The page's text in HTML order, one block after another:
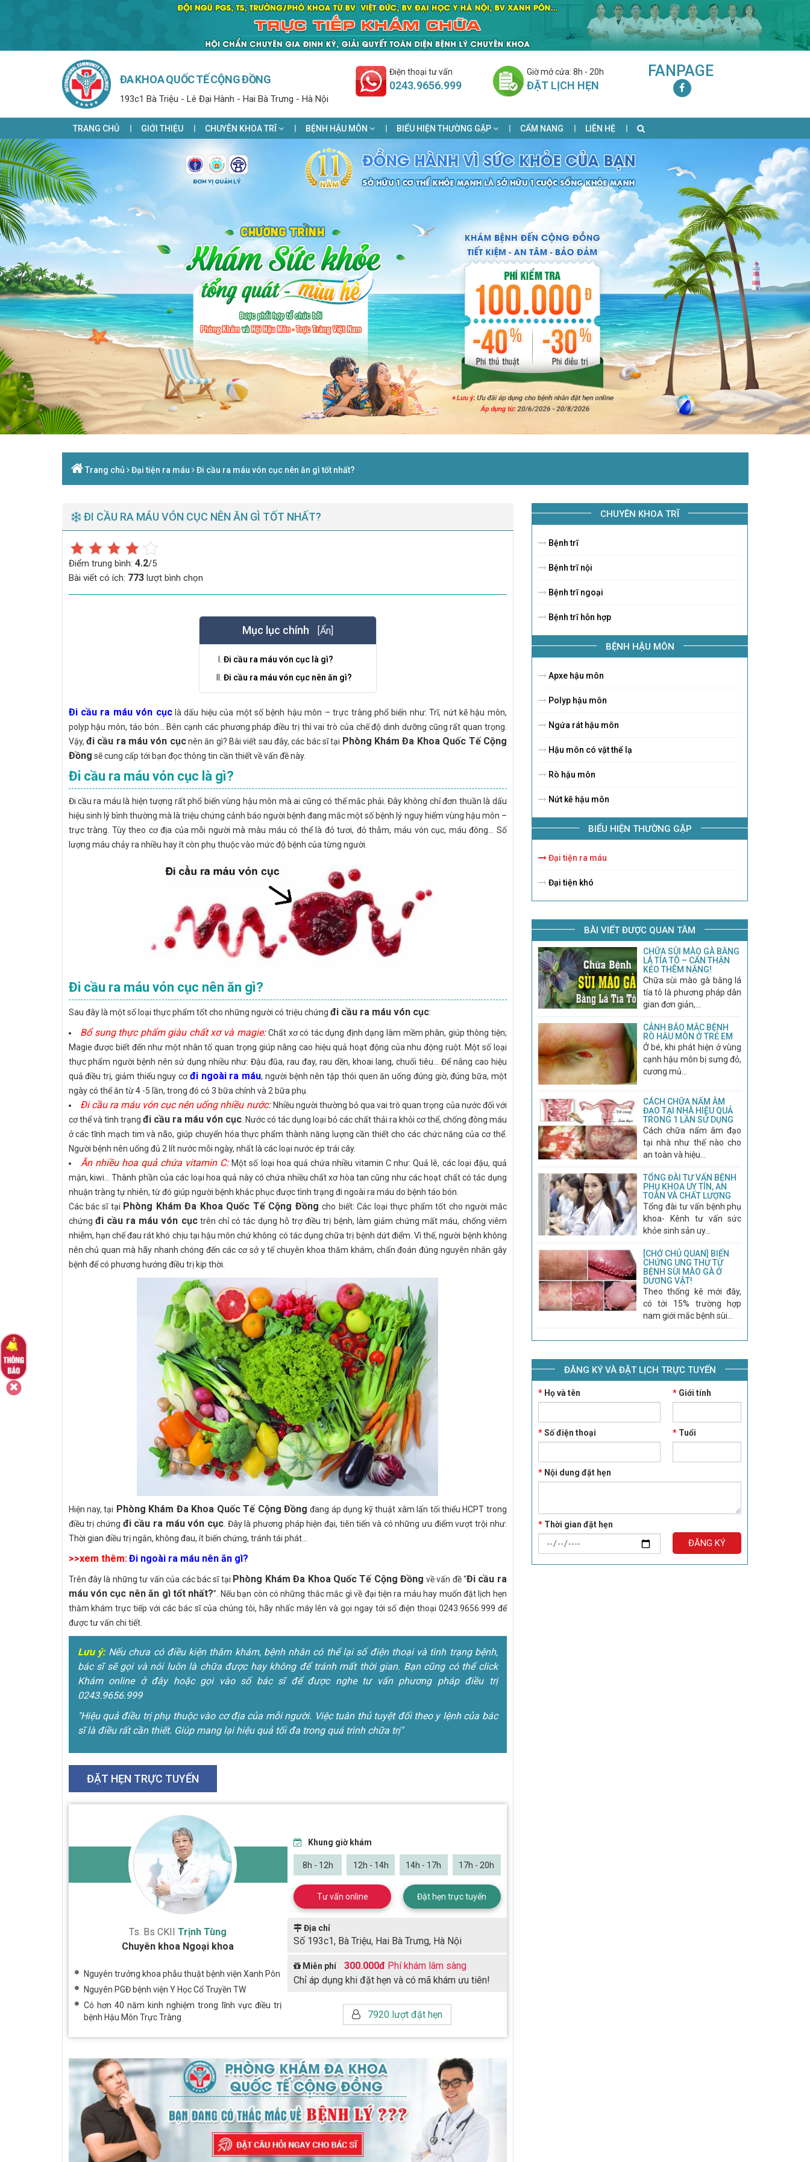
ĐA KHOA QUỐC TẾ CỘNG ĐỒNG
193c1 Bà Triệu - Lê Đại Hành - Hai Bà Trưng - Hà Nội
Điện thoại tư vấn
0243.9656.999
Giờ mở cửa: 8h - 20h
ĐẶT LỊCH HẸN
FANPAGE
TRANG CHỦ GIỚI THIỆU CHUYÊN KHOA TRĨ BỆNH HẬU MÔN BIỂU HIỆN THƯỜNG GẶP CẨM NANG LIÊN HỆ
Trang chủ Đại tiện ra máu Đi cầu ra máu vón cục nên ăn gì tốt nhất?
ĐI CẦU RA MÁU VÓN CỤC NÊN ĂN GÌ TỐT NHẤT?
Điểm trung bình: 4.2/5
Bài viết có ích: 773lượt bình chọn
Mục lục chính [Ẩn]
Đi cầu ra máu vón cục là gì?
Đi cầu ra máu vón cục nên ăn gì?
Đi cầu ra máu vón cụclà dấu hiệu của một số bệnh hậu môn – trực tràng phổ biến như: Trĩ, nứt kẽ hậu môn,
polyp hậu môn, táo bón... Bên cạnh các phương pháp điều trị thì vai trò của chế độ dinh dưỡng cũng rất quan trọng.
Vậy, đi cầu ra máu vón cụcnên ăn gì? Bài viết sau đây, các bác sĩ tại Phòng Khám Đa Khoa Quốc Tế Cộng
Đồng sẽ cung cấp tới bạn đọc thông tin cần thiết về vấn đề này.
Đi cầu ra máu vón cục là gì?
Đi cầu ra máu là hiện tượng rất phổ biến vùng hậu môn mà ai cũng có thể mắc phải. Đây không chỉ đơn thuần là dấu
hiệu sinh lý bình thường mà là triệu chứng cảnh báo người bệnh đang mắc một số bệnh lý nguy hiểm vùng hậu môn –
trực tràng. Tùy theo cơ địa của mỗi người mà màu máu có thể là đỏ tươi, đỏ thẫm, máu vón cục, máu đông... Số
lượng máu chảy ra nhiều hay ít còn phụ thuộc vào mức độ bệnh của từng người.
Đi cầu ra máu vón cục nên ăn gì?
Sau đây là một số loại thực phẩm tốt cho những người có triệu chứng đi cầu ra máu vón cục:
Bổ sung thực phẩm giàu chất xơ và magie:Chất xơ có tác dụng định dạng làm mềm phân, giúp thông tiện;
Magie được biết đến như một nhân tố quan trọng giúp nâng cao hiệu quả hoạt động của nhu động ruột. Một số loại
thực phẩm người bệnh nên sử dụng nhiều như: Đậu đũa, rau đay, rau dền, khoai lang, chuối tiêu... Để nâng cao hiệu
quả điều trị, giảm thiểu nguy cơđi ngoài ra máu, người bệnh nên tập thói quen ăn uống đúng giờ, đúng bữa, một
ngày có thể ăn từ 4 -5 lần, trong đó có 3 bữa chính và 2 bữa phụ.
Đi cầu ra máu vón cục nên uống nhiều nước: Nhiều người thường bỏ qua vai trò quan trọng của nước đối với
cơ thể và tình trạng đi cầu ra máu vón cục. Nước có tác dụng loại bỏ các chất thải ra khỏi cơ thể, chống đông máu
ở các tĩnh mạch tim và não, giúp chuyển hóa thực phẩm thành năng lượng cần thiết cho các chức năng của cơ thể.
Người bệnh nên uống đủ 2 lít nước mỗi ngày, nhất là các loại nước ép trái cây.
Ăn nhiều hoa quả chứa vitamin C:Một số loại hoa quả chứa nhiều vitamin C như: Quả lê, các loại đậu, quả
mận, kiwi... Thành phần của các loại hoa quả này có chứa nhiều chất xơ hòa tan cũng như các hoạt chất có tác dụng
nhuận tràng tự nhiên, từ đó giúp người bệnh khắc phục được tình trạng đi ngoài ra máu do bệnh táo bón.
Các bác sĩ tại Phòng Khám Đa Khoa Quốc Tế Cộng Đồngcho biết: Các loại thực phẩm tốt cho người mắc
chứng đi cầu ra máu vón cụctrên chỉ có tác dụng hỗ trợ điều trị bệnh, làm giảm chứng mất máu, chống viêm
nhiễm, hạn chế đau rát khó chịu tại hậu môn chứ không có tác dụng chữa trị bệnh dứt điểm. Vì thế, người bệnh không
nên chủ quan mà hãy nhanh chóng đến các cơ sở y tế chuyên khoa thăm khám, chẩn đoán đúng nguyên nhân gây
bệnh để có phương hướng điều trị kịp thời.
Hiện nay, tại Phòng Khám Đa Khoa Quốc Tế Cộng Đồngđang áp dụng kỹ thuật xâm lấn tối thiểu HCPT trong
điều trị chứng đi cầu ra máu vón cục. Đây là phương pháp hiện đại, tiên tiến và có những ưu điểm vượt trội như:
Thời gian điều trị ngắn, không đau, ít biến chứng, tránh tái phát...
>>xem thêm:Đi ngoài ra máu nên ăn gì?
Trên đây là những tư vấn của các bác sĩ tại Phòng Khám Đa Khoa Quốc Tế Cộng Đồng về vấn đề “Đi cầu ra
máu vón cục nên ăn gì tốt nhất?”. Nếu bạn còn có những thắc mắc gì về đại tiện ra máu hay muốn đặt lịch hẹn
thăm khám trực tiếp với các bác sĩ của chúng tôi, hãy nhấc máy lên và gọi ngay tới số điện thoại 0243.9656.999 để
được tư vấn chi tiết.
Lưu ý:Nếu chưa có điều kiện thăm khám, bệnh nhân có thể lại số điện thoại và tình trạng bệnh,
bác sĩ sẽ gọi và nói luôn là chữa được hay không để tránh mất thời gian. Bạn cũng có thể click
Khám online ở đây hoặc gọi vào số bác sĩ để được nghe tư vấn phương pháp điều trị
0243.9656.999
"Hiệu quả điều trị phụ thuộc vào cơ địa của mỗi người. Việc tuân thủ tuyệt đối theo y lệnh của bác
sĩ là điều rất cần thiết. Giúp mang lại hiệu quả tối đa trong quá trình chữa trị"
ĐẶT HẸN TRỰC TUYẾN
Ts. Bs CKIITrịnh Tùng
Chuyên khoa Ngoại khoa
Nguyên trưởng khoa phẫu thuật bệnh viện Xanh Pôn
Nguyên PGĐ bệnh viện Y Học Cổ Truyền TW
Có hơn 40 năm kinh nghiệm trong lĩnh vực điều trị
bệnh Hậu Môn Trực Tràng
7920 lượt đặt hẹn
Khung giờ khám
8h - 12h 12h - 14h 14h - 17h 17h - 20h
Tư vấn online Đặt hẹn trực tuyến
Địa chỉ
Số 193c1, Bà Triệu, Hai Bà Trưng, Hà Nội
Miễn phí 300.000đ Phí khám lâm sàng
Chỉ áp dụng khi đặt hẹn và có mã khám ưu tiên!
CHUYÊN KHOA TRĨ
Bệnh trĩ
Bệnh trĩ nội
Bệnh trĩ ngoại
Bệnh trĩ hỗn hợp
BỆNH HẬU MÔN
Apxe hậu môn
Polyp hậu môn
Ngứa rát hậu môn
Hậu môn có vật thể lạ
Rò hậu môn
Nứt kẽ hậu môn
BIỂU HIỆN THƯỜNG GẶP
Đại tiện ra máu
Đại tiện khó
BÀI VIẾT ĐƯỢC QUAN TÂM
CHỮA SÙI MÀO GÀ BẰNG
LÁ TÍA TÔ – CẨN THẬN
KẺO THÊM NẶNG!
Chữa sùi mào gà bằng lá
tía tô là phương pháp dân
gian đơn giản,...
CẢNH BÁO MẮC BỆNH
RÒ HẬU MÔN Ở TRẺ EM
Ở bé, khi phát hiện ở vùng
cạnh hậu môn bị sưng đỏ,
cương mủ...
CÁCH CHỮA NẤM ÂM
ĐẠO TẠI NHÀ HIỆU QUẢ
TRONG 1 LẦN SỬ DỤNG
Cách chữa nấm âm đạo
tại nhà như thế nào cho
an toàn và hiệu...
TỔNG ĐÀI TƯ VẤN BỆNH
PHỤ KHOA UY TÍN, AN
TOÀN VÀ CHẤT LƯỢNG
Tổng đài tư vấn bệnh phụ
khoa- Kênh tư vấn sức
khỏe sinh sản uy...
[CHỚ CHỦ QUAN] BIẾN
CHỨNG UNG THƯ TỪ
BỆNH SÙI MÀO GÀ Ở
DƯƠNG VẬT!
Theo thống kê mới đây,
có tới 15% trường hợp
nam giới mắc bệnh sùi...
ĐĂNG KÝ VÀ ĐẶT LỊCH TRỰC TUYẾN
*Họ và tên *Giới tính
*Số điện thoại *Tuổi
*Nội dung đặt hẹn
*Thời gian đặt hẹn
ĐĂNG KÝ